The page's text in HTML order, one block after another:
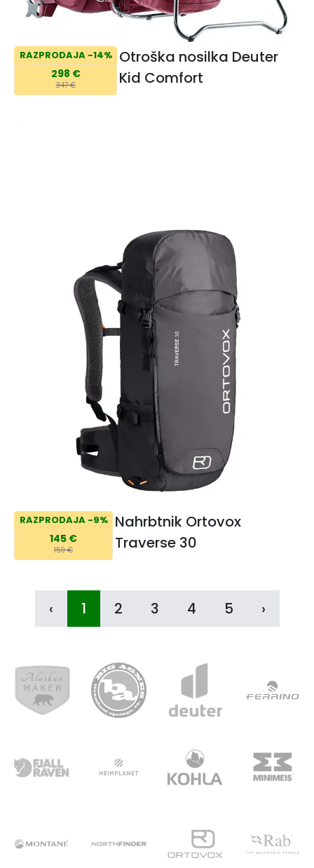
RAZPRODAJA -14%
298 €
347 €
Otroška nosilka Deuter
Kid Comfort
RAZPRODAJA -9%
145 €
159 €
Nahrbtnik Ortovox
Traverse 30
‹ 1 2 3 4 5 ›